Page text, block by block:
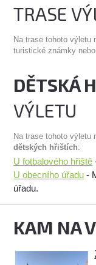
TRASE
Na trase tohoto výletu
turistické známky
DĚTSKÁ
VÝLETU
Na trase tohoto výletu
dětských hřištích:
U fotbalového hřiště
U obecního úřadu -
úřadu.
KAM NA